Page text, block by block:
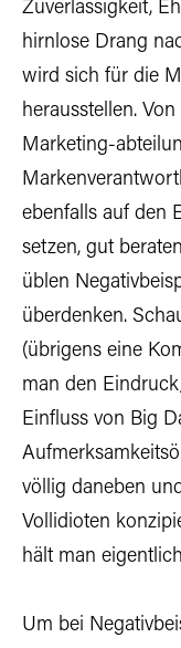
Zuverlässigkeit,
hirnlose Drang
wird sich für die
herausstellen.
Marketing-
ebenfalls auf den
setzen, gut
üblen
überdenken.
(übrigens eine
man den
Einfluss von Big
völlig daneben
Vollidioten
hält man
Um bei